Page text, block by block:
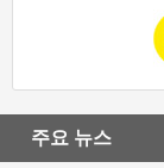
주요 뉴스